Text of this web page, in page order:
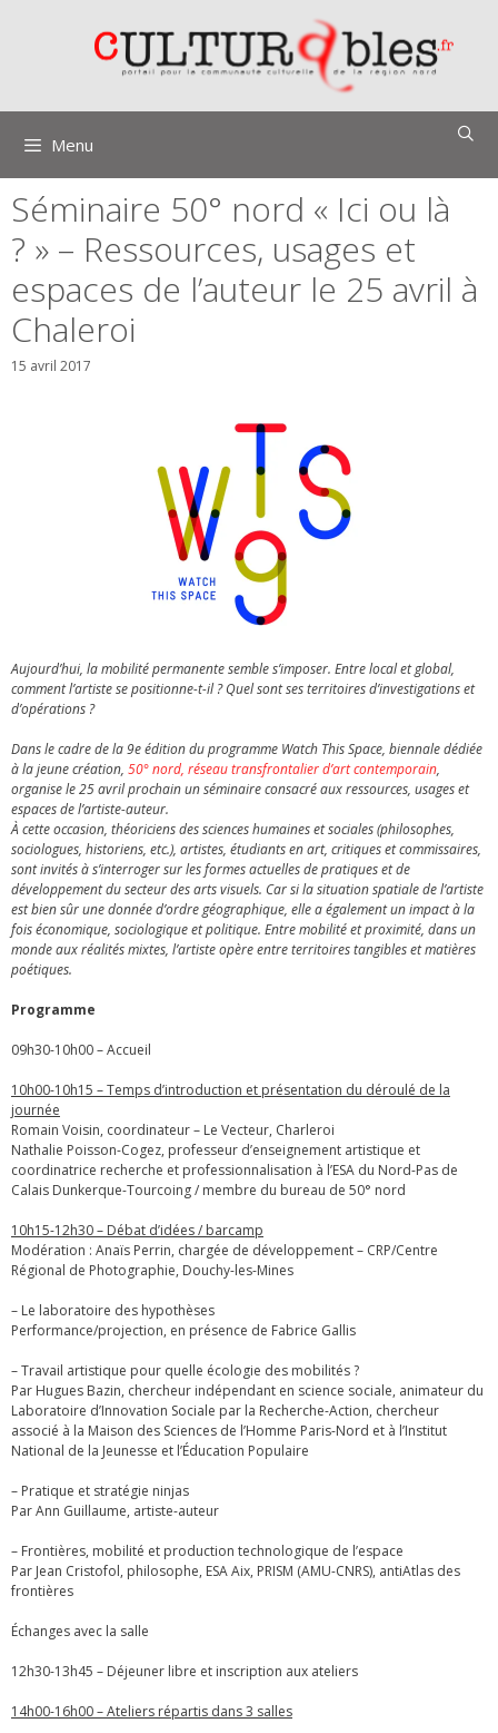
Menu
Séminaire 50° nord « Ici ou là
? » – Ressources, usages et
espaces de l’auteur le 25 avril à
Chaleroi
15 avril 2017
Aujourd’hui, la mobilité permanente semble s’imposer. Entre local et global,
comment l’artiste se positionne-t-il ? Quel sont ses territoires d’investigations et
d’opérations ?
Dans le cadre de la 9e édition du programme Watch This Space, biennale dédiée
à la jeune création, 50° nord, réseau transfrontalier d’art contemporain,
organise le 25 avril prochain un séminaire consacré aux ressources, usages et
espaces de l’artiste-auteur.
À cette occasion, théoriciens des sciences humaines et sociales (philosophes,
sociologues, historiens, etc.), artistes, étudiants en art, critiques et commissaires,
sont invités à s’interroger sur les formes actuelles de pratiques et de
développement du secteur des arts visuels. Car si la situation spatiale de l’artiste
est bien sûr une donnée d’ordre géographique, elle a également un impact à la
fois économique, sociologique et politique. Entre mobilité et proximité, dans un
monde aux réalités mixtes, l’artiste opère entre territoires tangibles et matières
poétiques.
Programme
09h30-10h00 – Accueil
10h00-10h15 – Temps d’introduction et présentation du déroulé de la
journée
Romain Voisin, coordinateur – Le Vecteur, Charleroi
Nathalie Poisson-Cogez, professeur d’enseignement artistique et
coordinatrice recherche et professionnalisation à l’ESA du Nord-Pas de
Calais Dunkerque-Tourcoing / membre du bureau de 50° nord
10h15-12h30 – Débat d’idées / barcamp
Modération : Anaïs Perrin, chargée de développement – CRP/Centre
Régional de Photographie, Douchy-les-Mines
– Le laboratoire des hypothèses
Performance/projection, en présence de Fabrice Gallis
– Travail artistique pour quelle écologie des mobilités ?
Par Hugues Bazin, chercheur indépendant en science sociale, animateur du
Laboratoire d’Innovation Sociale par la Recherche-Action, chercheur
associé à la Maison des Sciences de l’Homme Paris-Nord et à l’Institut
National de la Jeunesse et l’Éducation Populaire
– Pratique et stratégie ninjas
Par Ann Guillaume, artiste-auteur
– Frontières, mobilité et production technologique de l’espace
Par Jean Cristofol, philosophe, ESA Aix, PRISM (AMU-CNRS), antiAtlas des
frontières
Échanges avec la salle
12h30-13h45 – Déjeuner libre et inscription aux ateliers
14h00-16h00 – Ateliers répartis dans 3 salles